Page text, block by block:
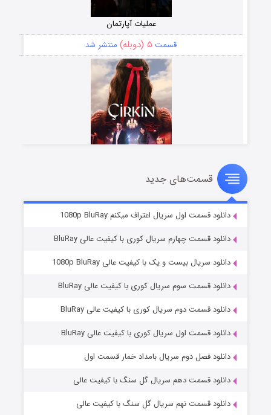
عملیات آپارتمان
قسمت ۵ (دوبله) منتشر شد
سریال زشت
قسمت۲ (زیرنویس) منتشر شد
مردگان متحرک: شهر مرده ۳
قسمت۲ (زیرنویس) منتشر شد
قسمت‌های جدید
دانلود قسمت اول سریال اعتراف میکنم 1080p BluRay
دانلود قسمت چهارم سریال کوری با کیفیت عالی BluRay
دانلود سریال بیست و یک با کیفیت عالی 1080p BluRay
دانلود قسمت سوم سریال کوری با کیفیت عالی BluRay
دانلود قسمت دوم سریال کوری با کیفیت عالی BluRay
دانلود قسمت اول سریال کوری با کیفیت عالی BluRay
دانلود فصل دوم سریال بامداد خمار قسمت اول
دانلود قسمت دهم سریال گل سنگ با کیفیت عالی
دانلود قسمت نهم سریال گل سنگ با کیفیت عالی